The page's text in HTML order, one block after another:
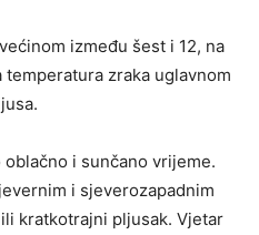
između šest i 12, na
temperatura zraka uglavnom
i sunčano vrijeme.
i sjeverozapadnim
kratkotrajni pljusak. Vjetar